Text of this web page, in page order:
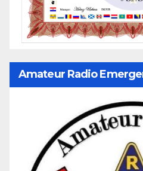
Amateur Radio